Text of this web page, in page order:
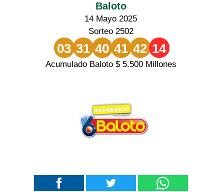
Baloto
14 Mayo 2025
Sorteo 2502
03 31 40 41 42 14
Acumulado Baloto $ 5.500 Millones